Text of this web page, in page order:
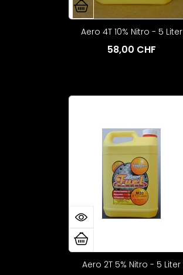
Aero 4T 10% Nitro - 5 Liter
58,00 CHF
Aero 2T 5% Nitro - 5 Liter